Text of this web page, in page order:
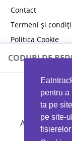
pentru
ta pe
pe site-
Contact
Termeni și
Politica Cookie
Politica de
CODURI DE
Ai 40%